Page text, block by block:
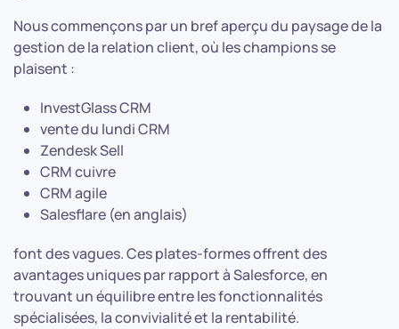
Nous commençons par un bref aperçu du paysage de la
gestion de la relation client, où les champions se
plaisent :
InvestGlass CRM
vente du lundi CRM
Zendesk Sell
CRM cuivre
CRM agile
Salesflare (en anglais)
font des vagues. Ces plates-formes offrent des
avantages uniques par rapport à Salesforce, en
trouvant un équilibre entre les fonctionnalités
spécialisées, la convivialité et la rentabilité.